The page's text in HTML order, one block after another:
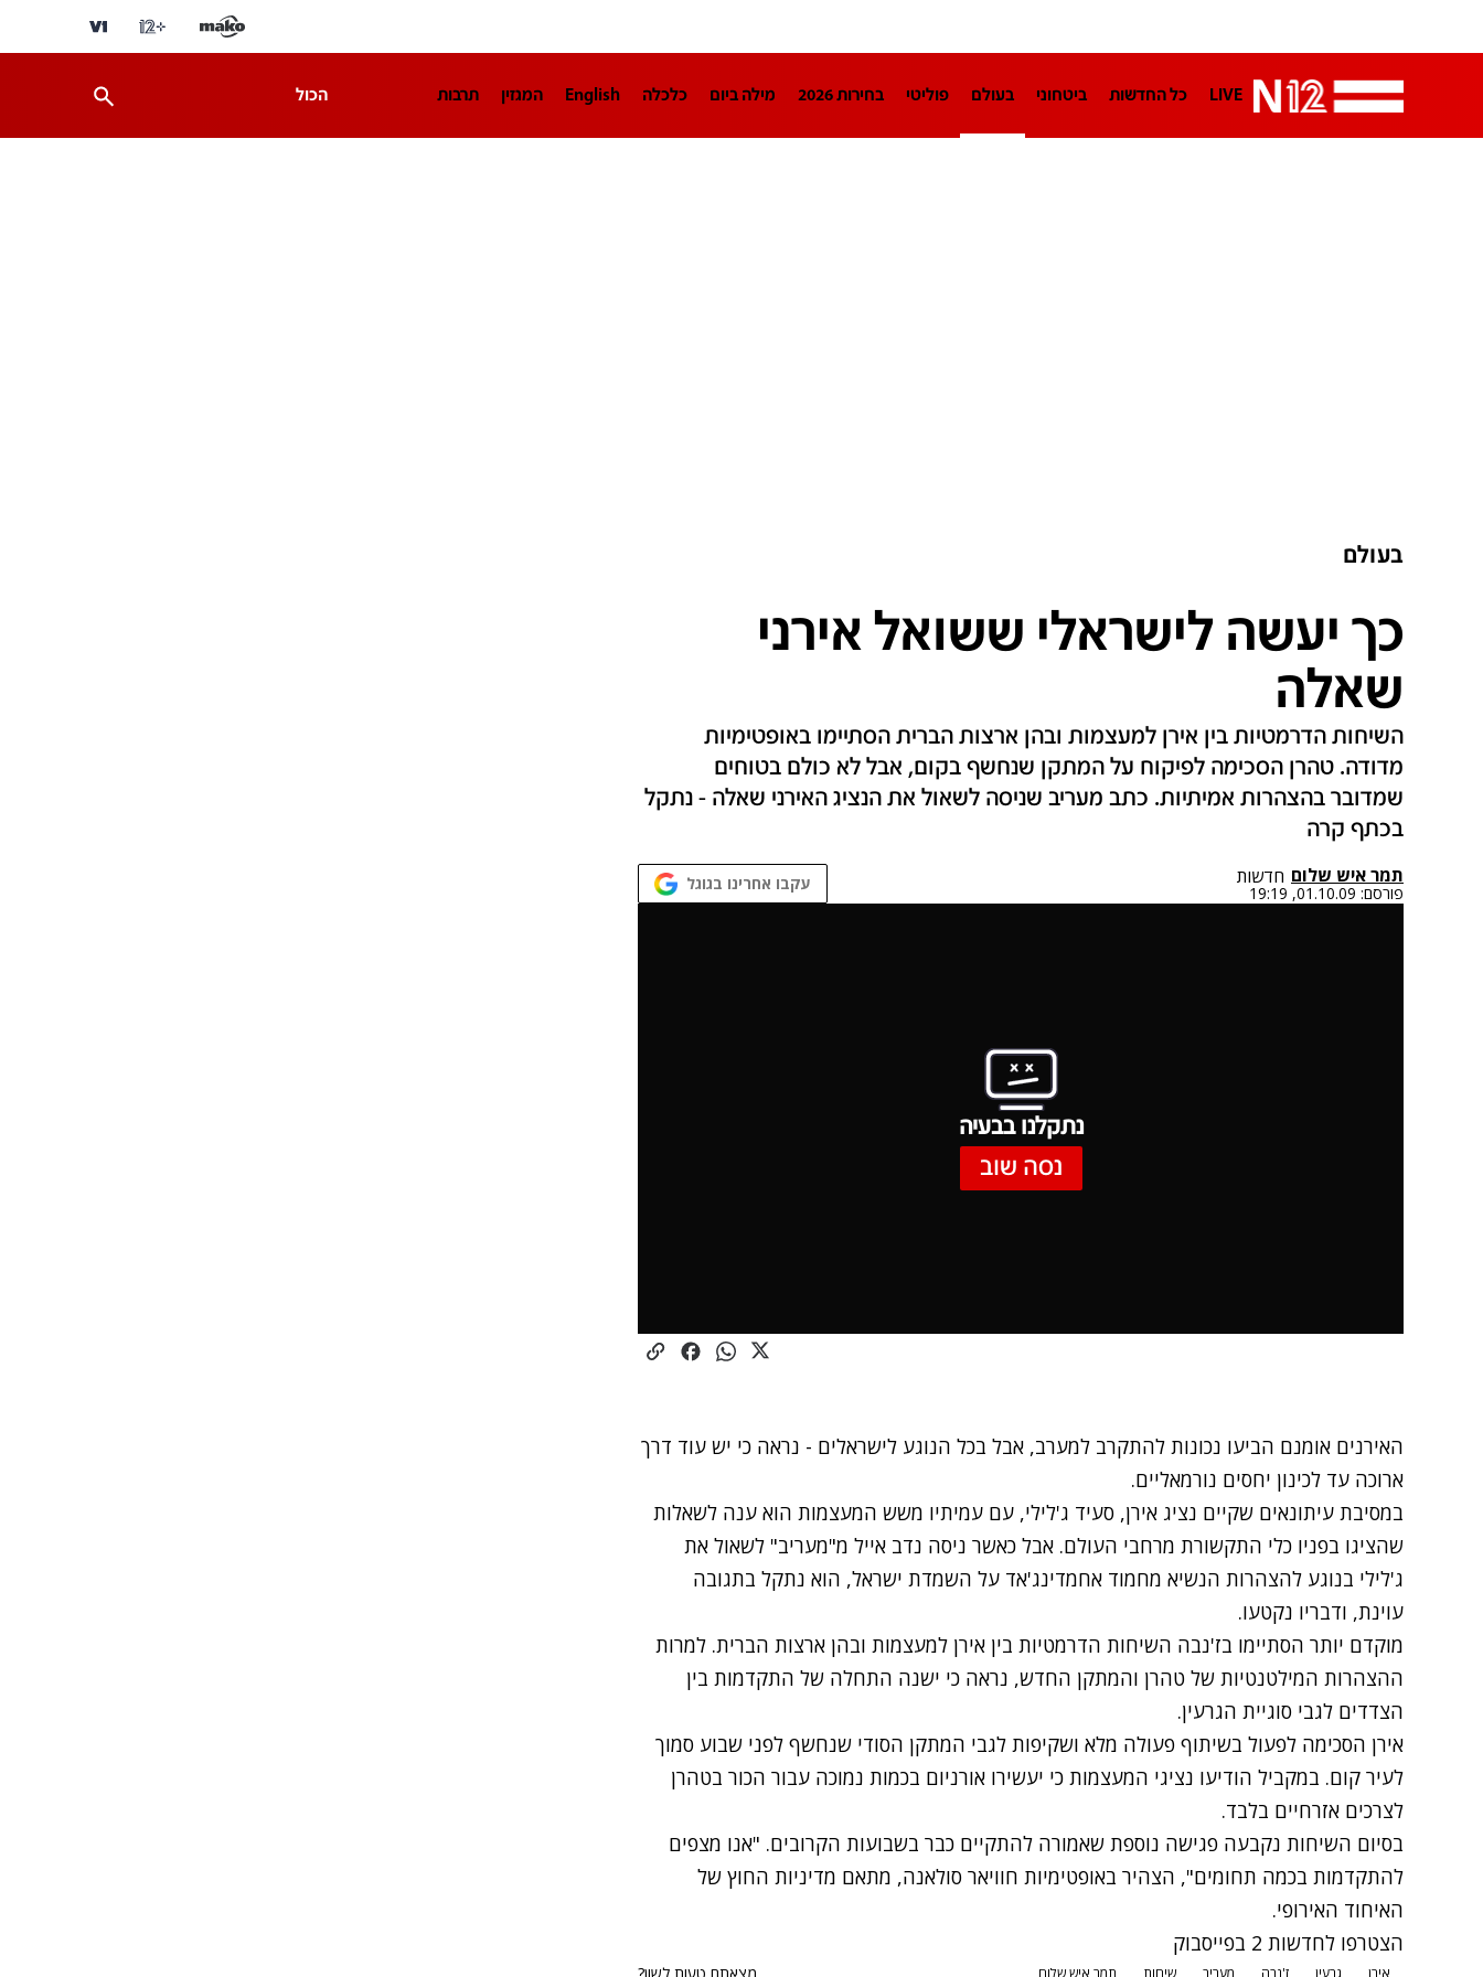
LIVE כל החדשות ביטחוני בעולם פוליטי בחירות 2026 מילה ביום כלכלה English המגזין תרבות הכול
בעולם
כך יעשה לישראלי ששואל אירני
שאלה
השיחות הדרמטיות בין אירן למעצמות ובהן ארצות הברית הסתיימו באופטימיות
מדודה. טהרן הסכימה לפיקוח על המתקן שנחשף בקום, אבל לא כולם בטוחים
שמדובר בהצהרות אמיתיות. כתב מעריב שניסה לשאול את הנציג האירני שאלה - נתקל
בכתף קרה
תמר איש שלום חדשות
פורסם: 01.10.09, 19:19 עקבו אחרינו בגוגל
נתקלנו בבעיה
נסה שוב
האירנים אומנם הביעו נכונות להתקרב למערב, אבל בכל הנוגע לישראלים - נראה כי יש עוד דרך
ארוכה עד לכינון יחסים נורמאליים.
במסיבת עיתונאים שקיים נציג אירן, סעיד ג'לילי, עם עמיתיו משש המעצמות הוא ענה לשאלות
שהציגו בפניו כלי התקשורת מרחבי העולם. אבל כאשר ניסה נדב אייל מ"מעריב" לשאול את
ג'לילי בנוגע להצהרות הנשיא מחמוד אחמדינג'אד על השמדת ישראל, הוא נתקל בתגובה
עוינת, ודבריו נקטעו.
מוקדם יותר הסתיימו בז'נבה השיחות הדרמטיות בין אירן למעצמות ובהן ארצות הברית. למרות
ההצהרות המילטנטיות של טהרן והמתקן החדש, נראה כי ישנה התחלה של התקדמות בין
הצדדים לגבי סוגיית הגרעין.
אירן הסכימה לפעול בשיתוף פעולה מלא ושקיפות לגבי המתקן הסודי שנחשף לפני שבוע סמוך
לעיר קום. במקביל הודיעו נציגי המעצמות כי יעשירו אורניום בכמות נמוכה עבור הכור בטהרן
לצרכים אזרחיים בלבד.
בסיום השיחות נקבעה פגישה נוספת שאמורה להתקיים כבר בשבועות הקרובים. "אנו מצפים
להתקדמות בכמה תחומים", הצהיר באופטימיות חוויאר סולאנה, מתאם מדיניות החוץ של
האיחוד האירופי.
הצטרפו לחדשות 2 בפייסבוק